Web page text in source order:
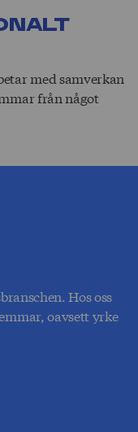
med samverkan
från något
Hos oss
oavsett yrke